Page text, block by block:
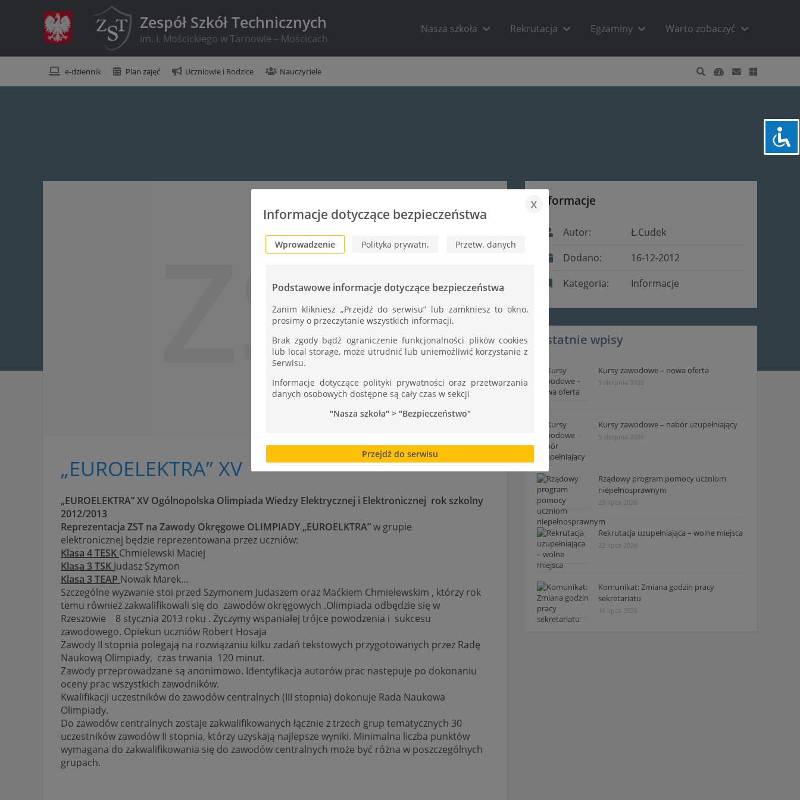
Zespół Szkół Technicznych
im. I. Mościckiego w Tarnowie – Mościcach
Nasza szkoła Rekrutacja Egzaminy Warto zobaczyć
e-dziennik Plan zajęć Uczniowie i Rodzice Nauczyciele
ZST
„EUROELEKTRA” XV
„EUROELEKTRA” XV Ogólnopolska Olimpiada Wiedzy Elektrycznej i Elektronicznej rok szkolny
2012/2013
Reprezentacja ZST na Zawody Okręgowe OLIMPIADY „EUROELKTRA”w grupie
elektronicznej będzie reprezentowana przez uczniów:
Klasa 4 TESK Chmielewski Maciej
Klasa 3 TSK Judasz Szymon
Klasa 3 TEAP Nowak Marek…
Szczególne wyzwanie stoi przed Szymonem Judaszem oraz Maćkiem Chmielewskim , którzy rok
temu również zakwalifikowali się do zawodów okręgowych .Olimpiada odbędzie się w
Rzeszowie 8 stycznia 2013 roku . Życzymy wspaniałej trójce powodzenia i sukcesu
zawodowego. Opiekun uczniów Robert Hosaja
Zawody II stopnia polegają na rozwiązaniu kilku zadań tekstowych przygotowanych przez Radę
Naukową Olimpiady, czas trwania 120 minut.
Zawody przeprowadzane są anonimowo. Identyfikacja autorów prac następuje po dokonaniu
oceny prac wszystkich zawodników.
Kwalifikacji uczestników do zawodów centralnych (III stopnia) dokonuje Rada Naukowa
Olimpiady.
Do zawodów centralnych zostaje zakwalifikowanych łącznie z trzech grup tematycznych 30
uczestników zawodów II stopnia, którzy uzyskają najlepsze wyniki. Minimalna liczba punktów
wymagana do zakwalifikowania się do zawodów centralnych może być różna w poszczególnych
grupach.
Informacje
Autor:
Ł.Cudek
Dodano:
16-12-2012
Kategoria:
Informacje
Ostatnie wpisy
Kursy zawodowe – nowa oferta
5 sierpnia 2026
Kursy zawodowe – nabór uzupełniający
5 sierpnia 2026
Rządowy program pomocy uczniom
niepełnosprawnym
29 lipca 2026
Rekrutacja uzupełniająca – wolne miejsca
22 lipca 2026
Komunikat: Zmiana godzin pracy
sekretariatu
16 lipca 2026
Informacje dotyczące bezpieczeństwa
x
Wprowadzenie Polityka prywatn. Przetw. danych
Podstawowe informacje dotyczące bezpieczeństwa
Zanim klikniesz „Przejdź do serwisu” lub zamkniesz to okno,
prosimy o przeczytanie wszystkich informacji.
Brak zgody bądź ograniczenie funkcjonalności plików cookies
lub local storage, może utrudnić lub uniemożliwić korzystanie z
Serwisu.
Informacje dotyczące polityki prywatności oraz przetwarzania
danych osobowych dostępne są cały czas w sekcji
"Nasza szkoła" > "Bezpieczeństwo"
Przejdź do serwisu